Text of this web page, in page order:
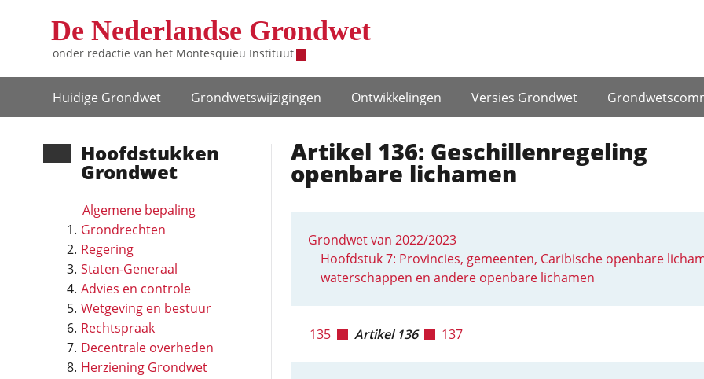
De Nederlandse Grondwet
onder redactie van het Montesquieu Instituut
Hoofdnavigatie
Huidige Grondwet Grondwets­wijzigingen Ontwikke­lingen Versies Grondwet
Hoofd­stukken
Grondwet
Algemene bepaling
Grondrechten
Regering
Staten-Generaal
Advies en controle
Wetgeving en bestuur
Rechtspraak
Decentrale overheden
Herziening Grondwet
Artikel 136: Geschillenregeling
openbare lichamen
Grondwet van 2022/2023
Hoofdstuk 7: Provincies, gemeenten, Caribische openbare
waterschappen en andere openbare lichamen
135 Artikel 136 137